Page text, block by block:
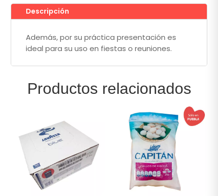
Descripción
Además, por su práctica presentación es
ideal para su uso en fiestas o reuniones.
Productos relacionados